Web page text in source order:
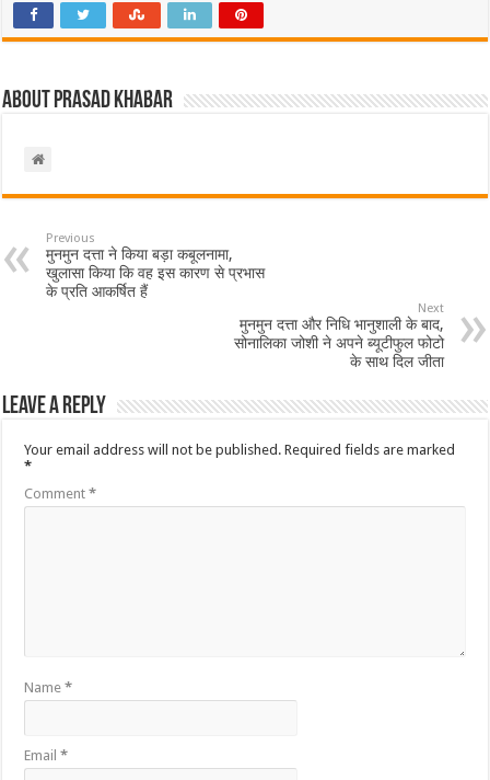
About Prasad Khabar
Previous
मुनमुन दत्ता ने किया बड़ा कबूलनामा,
खुलासा किया कि वह इस कारण से प्रभास
के प्रति आकर्षित हैं
Next
मुनमुन दत्ता और निधि भानुशाली के बाद,
सोनालिका जोशी ने अपने ब्यूटीफुल फोटो
के साथ दिल जीता
Leave a Reply
Your email address will not be published. Required fields are marked
*
Comment*
Name*
Email*